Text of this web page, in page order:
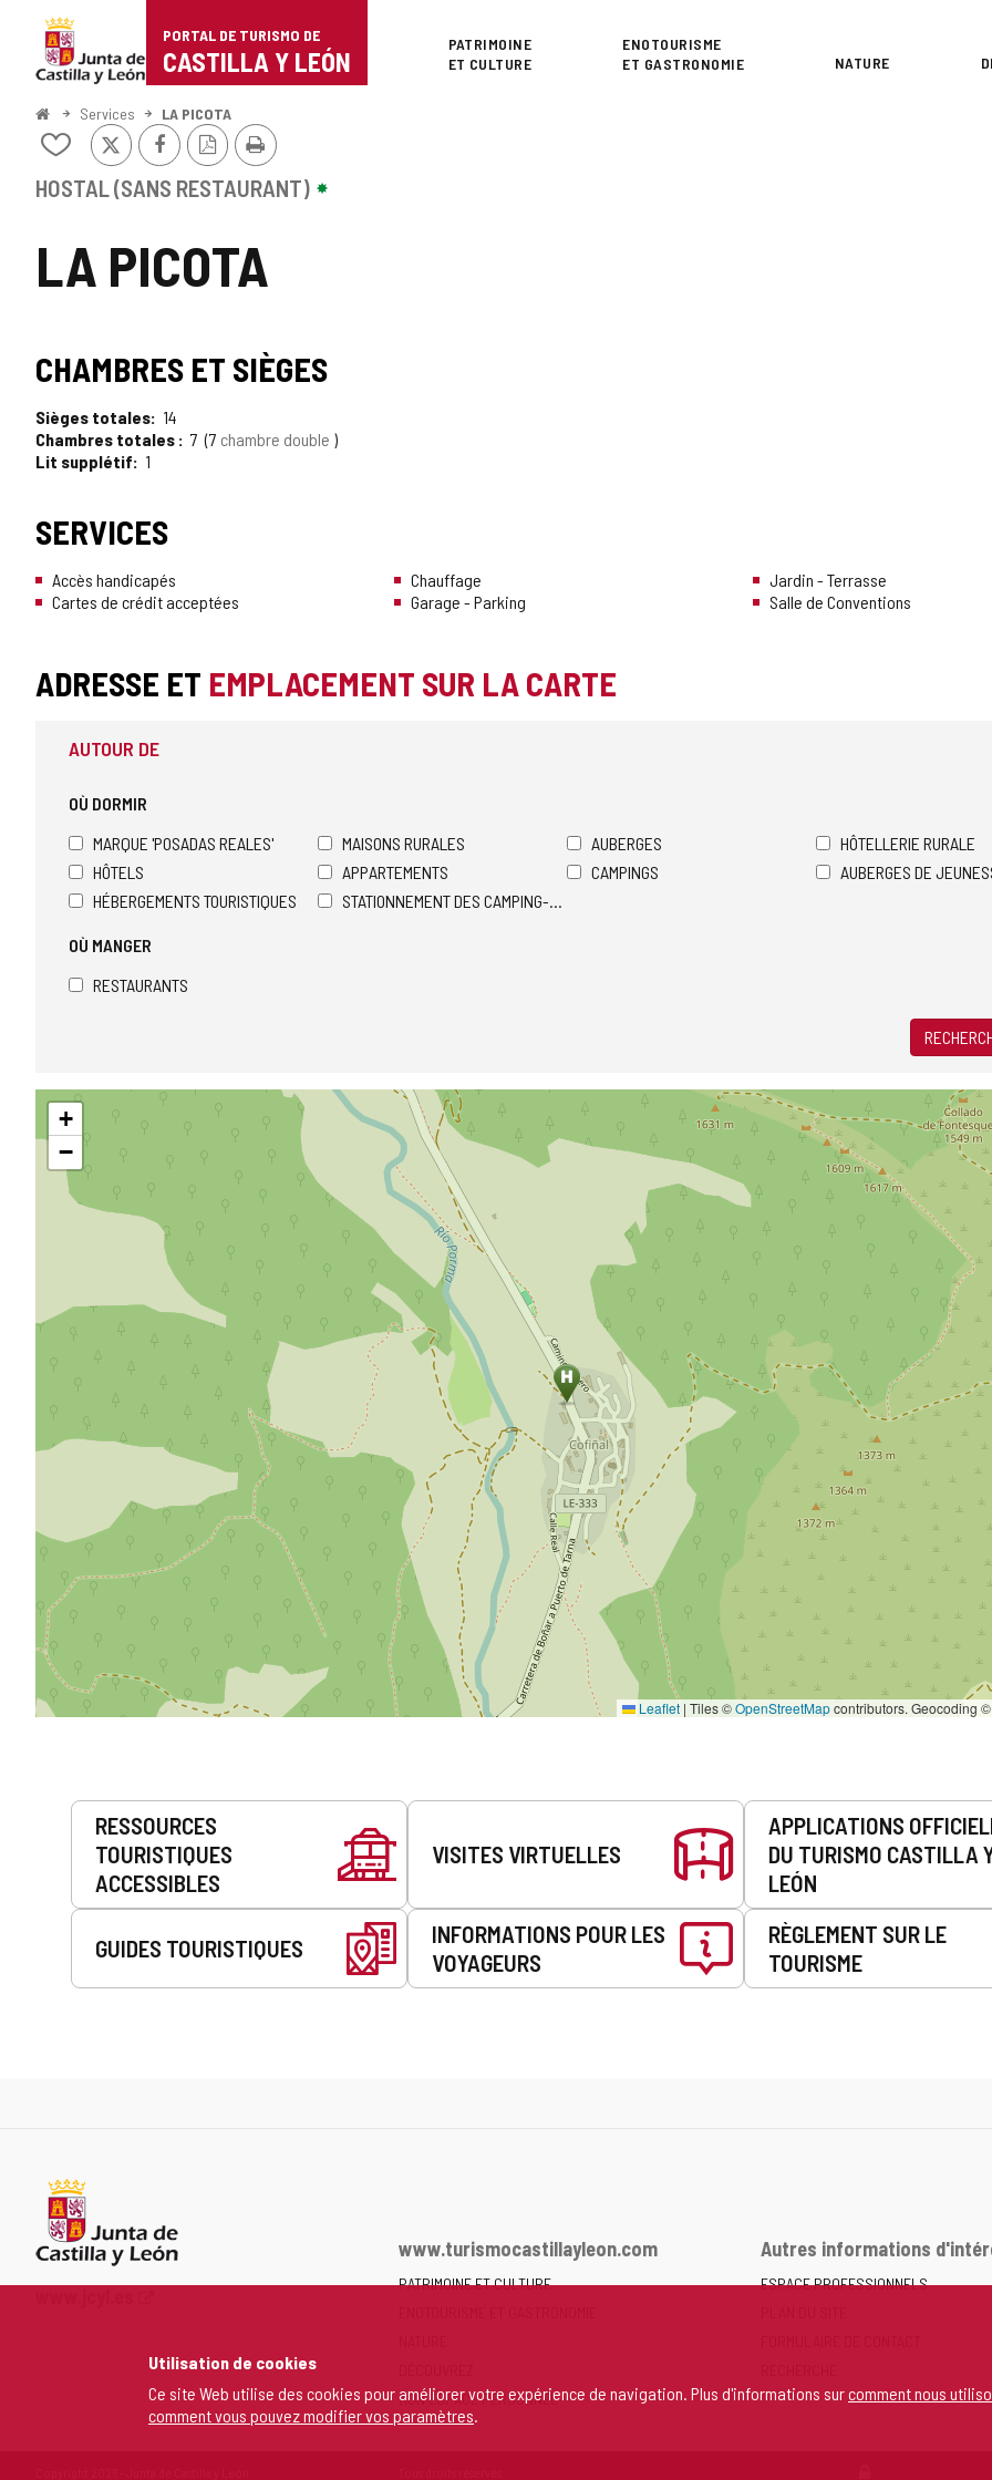
Utilisation de cookies
Ce site Web utilise des cookies pour améliorer votre expérience de navigation. Plus d'informations surcomment nous
comment vous pouvez modifier vos paramètres.
Portal
de
Turismo
Castilla
León
PORTAL DE TURISMO DE
CASTILLA Y LEÓN
Superior
PATRIMOINE
ET CULTURE
ENOTOURISME
ET GASTRONOMIE
NATURE
<
Accueil
Services LA PICOTA
LA PICOTA
Ajouter/retirer
contenu
X FacebookVersion
PDF
Imprimer
HOSTAL (SANS RESTAURANT)
CHAMBRES ET SIÈGES
Sièges totales
14
Chambres totales
7 7 chambre double
Lit supplétif
1
SERVICES
Accès handicapés
Cartes de crédit acceptées
Chauffage
Garage - Parking
Jardin - Terrasse
Salle de Conventions
ADRESSE ET EMPLACEMENT SUR LA CARTE
AUTOUR DE
OÙ DORMIR
MARQUE 'POSADAS REALES'
MAISONS RURALES AUBERGES
HÔTELLERIE RURALE
HÔTELS
APPARTEMENTS CAMPINGS
AUBERGES DE
HÉBERGEMENTS TOURISTIQUES
STATIONNEMENT DES CAMPING-CARS
OÙ MANGER
RESTAURANTS
Sauter
carte
+
−
Leaflet | Tiles ©OpenStreetMapcontributors. Geocoding ©
Prestations
RESSOURCES
TOURISTIQUES
ACCESSIBLES
VISITES VIRTUELLES
APPLICATIONS
DU TURISMO CASTILLA
LEÓN
GUIDES TOURISTIQUES
INFORMATIONS POUR LES
VOYAGEURS
RÈGLEMENT SUR LE
TOURISME
www.turismocastillayleon.com
PATRIMOINE ET CULTURE
MON ESPACE PERSONNEL
Autres informations
ESPACE PROFESSIONNELS